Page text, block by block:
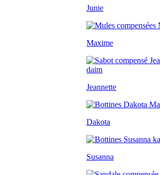
Junie
Maxime
Jeannette
Dakota
Susanna